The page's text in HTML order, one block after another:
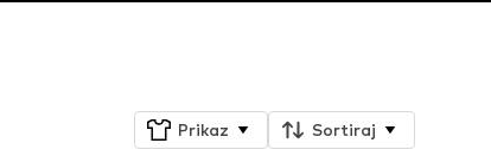
Prikaz Sortiraj